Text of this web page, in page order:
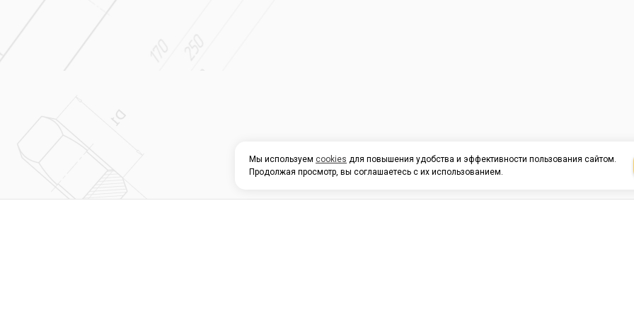
Мы используем cookies для повышения удобства и эффективности пользования сайтом.
Продолжая просмотр, вы соглашаетесь с их использованием.